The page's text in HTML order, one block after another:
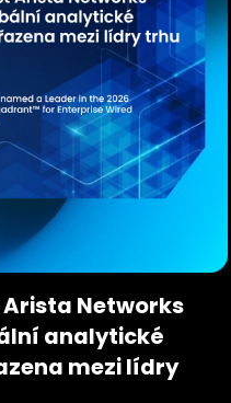
Networks
analytické
mezi lídry